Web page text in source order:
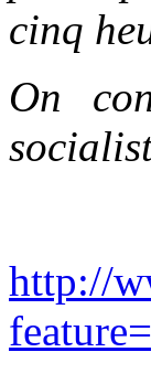
cinq
On
http://